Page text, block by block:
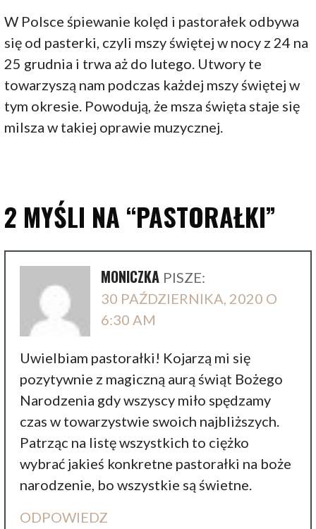
W Polsce śpiewanie kolęd i pastorałek odbywa
się od pasterki, czyli mszy świętej w nocy z 24 na
25 grudnia i trwa aż do lutego. Utwory te
towarzyszą nam podczas każdej mszy świętej w
tym okresie. Powodują, że msza święta staje się
milsza w takiej oprawie muzycznej.
2 MYŚLI NA “PASTORAŁKI”
MONICZKA PISZE:
30 PAŹDZIERNIKA, 2020 O
6:30 AM
Uwielbiam pastorałki! Kojarzą mi się
pozytywnie z magiczną aurą świąt Bożego
Narodzenia gdy wszyscy miło spędzamy
czas w towarzystwie swoich najbliższych.
Patrząc na listę wszystkich to ciężko
wybrać jakieś konkretne pastorałki na boże
narodzenie, bo wszystkie są świetne.
ODPOWIEDZ